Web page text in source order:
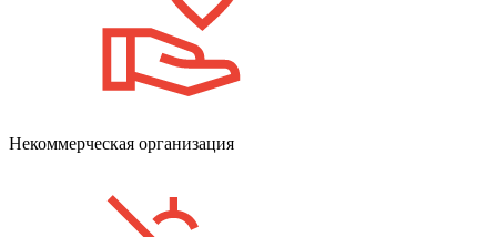
Некоммерческая организация